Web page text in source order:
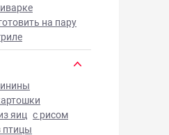
на пару
яиц с рисом
птицы